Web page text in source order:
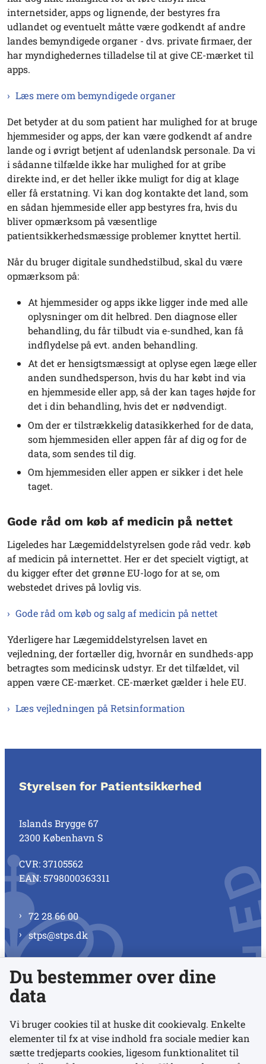
internetsider, apps og lignende, der bestyres fra
udlandet og eventuelt måtte være godkendt af andre
landes bemyndigede organer - dvs. private firmaer, der
har myndighedernes tilladelse til at give CE-mærket til
apps.
Læs mere om bemyndigede organer
Det betyder at du som patient har mulighed for at bruge
hjemmesider og apps, der kan være godkendt af andre
lande og i øvrigt betjent af udenlandsk personale. Da vi
i sådanne tilfælde ikke har mulighed for at gribe
direkte ind, er det heller ikke muligt for dig at klage
eller få erstatning. Vi kan dog kontakte det land, som
en sådan hjemmeside eller app bestyres fra, hvis du
bliver opmærksom på væsentlige
patientsikkerhedsmæssige problemer knyttet hertil.
Når du bruger digitale sundhedstilbud, skal du være
opmærksom på:
At hjemmesider og apps ikke ligger inde med alle
oplysninger om dit helbred. Den diagnose eller
behandling, du får tilbudt via e-sundhed, kan få
indflydelse på evt. anden behandling.
At det er hensigtsmæssigt at oplyse egen læge eller
anden sundhedsperson, hvis du har købt ind via
en hjemmeside eller app, så der kan tages højde for
det i din behandling, hvis det er nødvendigt.
Om der er tilstrækkelig datasikkerhed for de data,
som hjemmesiden eller appen får af dig og for de
data, som sendes til dig.
Om hjemmesiden eller appen er sikker i det hele
taget.
Gode råd om køb af medicin på nettet
Ligeledes har Lægemiddelstyrelsen gode råd vedr. køb
af medicin på internettet. Her er det specielt vigtigt, at
du kigger efter det grønne EU-logo for at se, om
webstedet drives på lovlig vis.
Gode råd om køb og salg af medicin på nettet
Yderligere har Lægemiddelstyrelsen lavet en
vejledning, der fortæller dig, hvornår en sundheds-app
betragtes som medicinsk udstyr. Er det tilfældet, vil
appen være CE-mærket. CE-mærket gælder i hele EU.
Læs vejledningen på Retsinformation
Styrelsen for Patientsikkerhed
Islands Brygge 67
2300 København S
CVR: 37105562
EAN: 5798000363311
72 28 66 00
stps@stps.dk
Se alle kontaktnumre
Links
Du bestemmer over dine
data
Vi bruger cookies til at huske dit cookievalg. Enkelte
elementer til fx at vise indhold fra sociale medier kan
sætte tredjeparts cookies, ligesom funktionalitet til